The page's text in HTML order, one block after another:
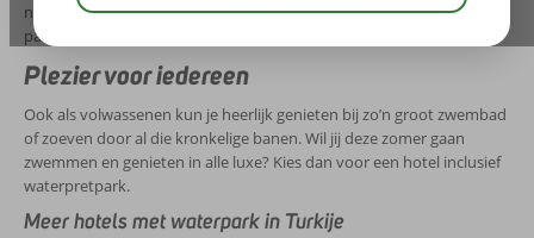
naar beneden om vervolgens weer snel omhoog te klauteren: dat is
pas vakantie vieren!
Plezier voor iedereen
Ook als volwassenen kun je heerlijk genieten bij zo’n groot zwembad
of zoeven door al die kronkelige banen. Wil jij deze zomer gaan
zwemmen en genieten in alle luxe? Kies dan voor een hotel inclusief
waterpretpark.
Meer hotels met waterpark in Turkije